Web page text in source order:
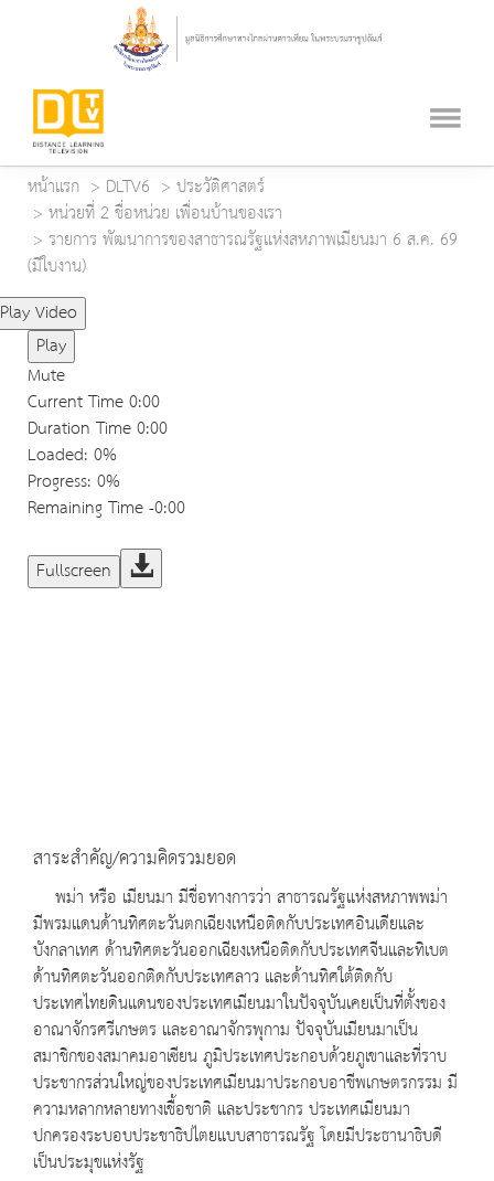
หน้าแรก DLTV6
ประวัติศาสตร์
หน่วยที่ 2 ชื่อหน่วย เพื่อนบ้านของเรา
รายการ พัฒนาการของสาธารณรัฐแห่งสหภาพเมียนมา 6 ส.ค. 69
(มีใบงาน)
Play Video
Play
Mute
Current Time0:00
Duration Time0:00
Loaded: 0%
Progress: 0%
Remaining Time-0:00
Fullscreen
สาระสำคัญ/ความคิดรวมยอด
พม่า หรือ เมียนมา มีชื่อทางการว่า สาธารณรัฐแห่งสหภาพพม่า
มีพรมแดนด้านทิศตะวันตกเฉียงเหนือติดกับประเทศอินเดียและ
บังกลาเทศ ด้านทิศตะวันออกเฉียงเหนือติดกับประเทศจีนและทิเบต
ด้านทิศตะวันออกติดกับประเทศลาว และด้านทิศใต้ติดกับ
ประเทศไทยดินแดนของประเทศเมียนมาในปัจจุบันเคยเป็นที่ตั้งของ
อาณาจักรศรีเกษตร และอาณาจักรพุกาม ปัจจุบันเมียนมาเป็น
สมาชิกของสมาคมอาเซียน ภูมิประเทศประกอบด้วยภูเขาและที่ราบ
ประชากรส่วนใหญ่ของประเทศเมียนมาประกอบอาชีพเกษตรกรรม มี
ความหลากหลายทางเชื้อชาติ และประชากร ประเทศเมียนมา
ปกครองระบอบประชาธิปไตยแบบสาธารณรัฐ โดยมีประธานาธิบดี
เป็นประมุขแห่งรัฐ